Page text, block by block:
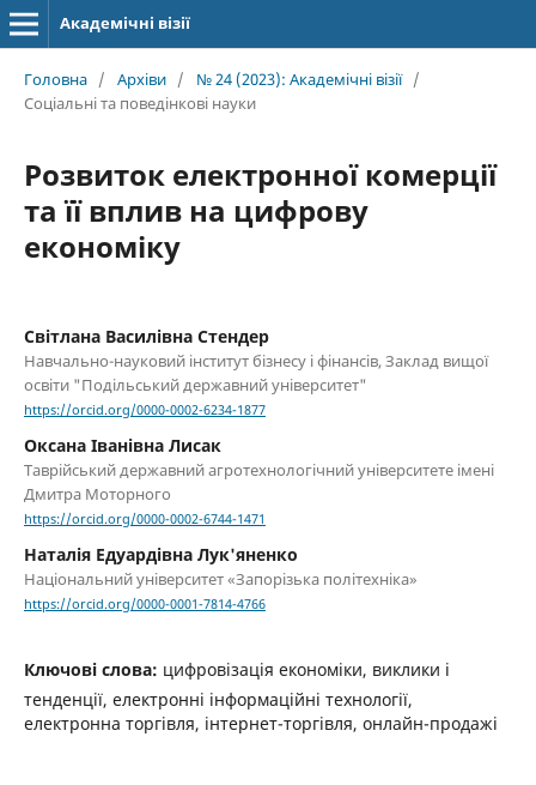
Академічні візії
Головна / Архіви / № 24 (2023): Академічні візії /
Соціальні та поведінкові науки
Розвиток електронної комерції
та її вплив на цифрову
економіку
Світлана Василівна Стендер
Навчально-науковий інститут бізнесу і фінансів, Заклад вищої
освіти "Подільський державний університет"
https://orcid.org/0000-0002-6234-1877
Оксана Іванівна Лисак
Таврійський державний агротехнологічний університете імені
Дмитра Моторного
https://orcid.org/0000-0002-6744-1471
Наталія Едуардівна Лук'яненко
Національний університет «Запорізька політехніка»
https://orcid.org/0000-0001-7814-4766
Ключові слова: цифровізація економіки, виклики і
тенденції, електронні інформаційні технології,
електронна торгівля, інтернет-торгівля, онлайн-продажі